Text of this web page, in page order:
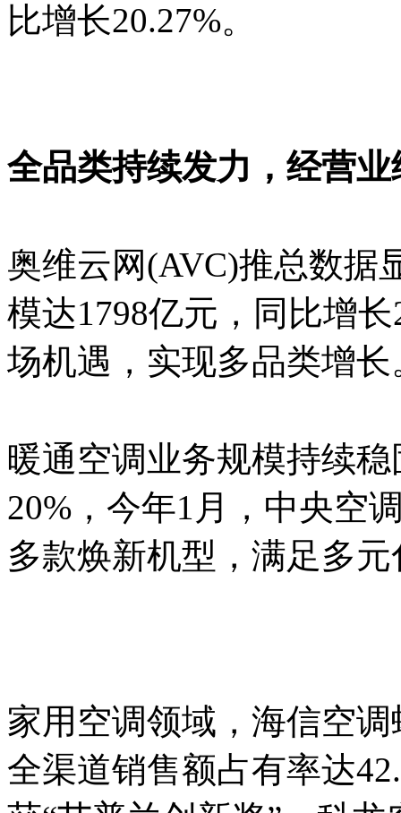
比增长20.27%。
全品类持续发力，经营
奥维云网(AVC)推总数据
模达1798亿元，同比增
场机遇，实现多品类增长
暖通空调业务规模持续
20%，今年1月，中央空
多款焕新机型，满足多
家用空调领域，海信空
全渠道销售额占有率达